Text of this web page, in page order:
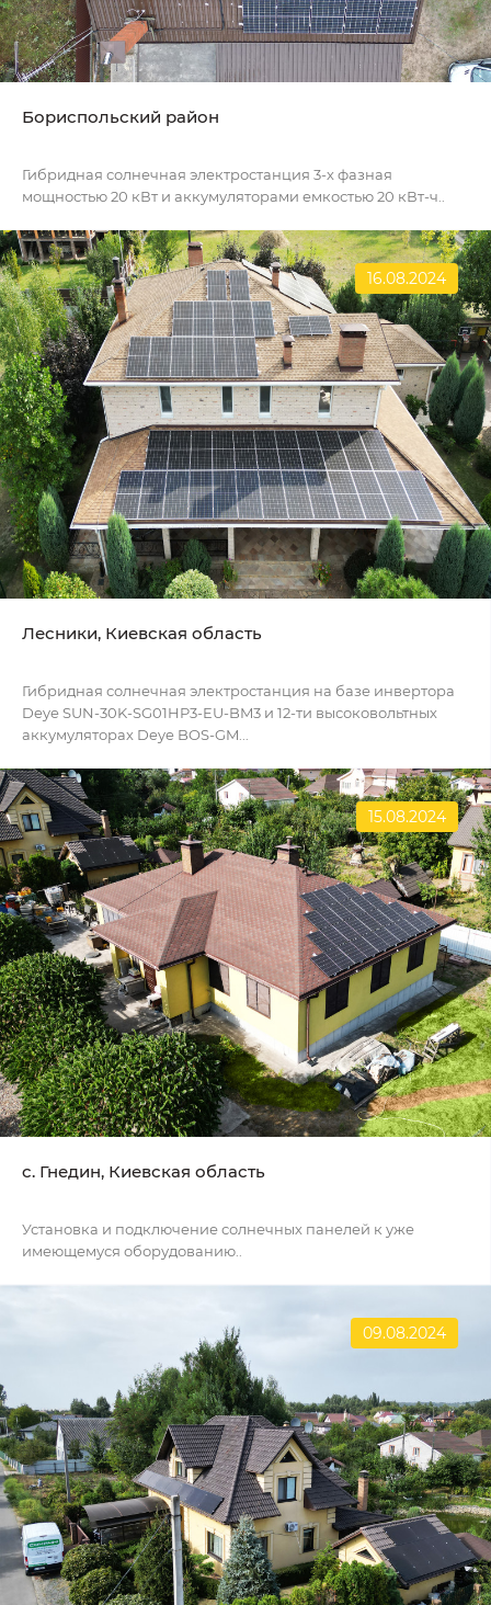
Бориспольский район
Гибридная солнечная электростанция 3-х фазная
мощностью 20 кВт и аккумуляторами емкостью 20 кВт-ч..
16.08.2024
Лесники, Киевская область
Гибридная солнечная электростанция на базе инвертора
Deye SUN-30K-SG01HP3-EU-BM3 и 12-ти высоковольтных
аккумуляторах Deye BOS-GM...
15.08.2024
c. Гнедин, Киевская область
Установка и подключение солнечных панелей к уже
имеющемуся оборудованию..
09.08.2024